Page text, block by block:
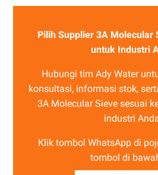
Pilih Supplier 3A Molecular
untuk Industri
Hubungi tim Ady Water
konsultasi, informasi stok,
3A Molecular Sieve sesuai
industri
Klik tombol WhatsApp di
tombol di